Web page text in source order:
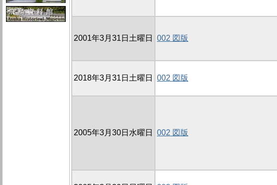
2001年3月31日土曜日 002 図版
2018年3月31日土曜日 002 図版
2005年3月30日水曜日 002 図版